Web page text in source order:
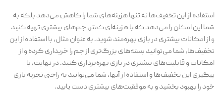
استفاده از این تخفیف‌ها نه تنها هزینه‌های شما را کاهش می‌دهد بلکه به
شما این امکان را می‌دهد که با هزینه‌ای کمتر، جم‌های بیشتری تهیه کنید
و از امکانات بیشتری در بازی بهره‌مند شوید. به عنوان مثال، با استفاده از این
تخفیف‌ها، شما می‌توانید بسته‌های بزرگ‌تری از جم را خریداری کرده و از
امکانات و قابلیت‌های بیشتری در بازی بهره‌برداری کنید. در نهایت، با
پیگیری این تخفیف‌ها و استفاده از آنها، شما می‌توانید به راحتی تجربه بازی
خود را بهبود بخشید و به موفقیت‌های بیشتری دست یابید.